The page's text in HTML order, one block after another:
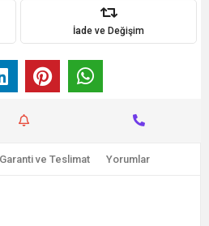
İade ve Değişim
Garanti ve Teslimat Yorumlar